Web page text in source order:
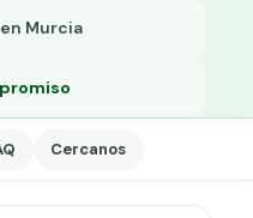
Murcia
Cercanos